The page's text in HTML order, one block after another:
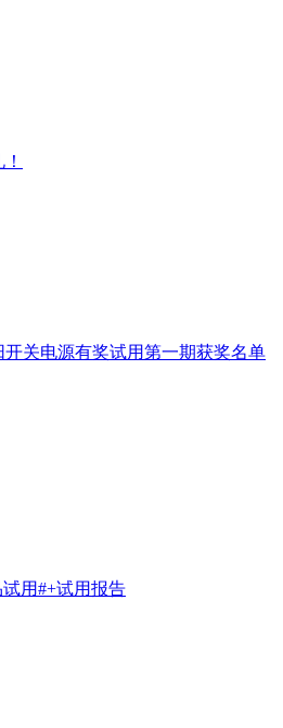
开关电源有奖试用第一期获奖名单
用#+试用报告